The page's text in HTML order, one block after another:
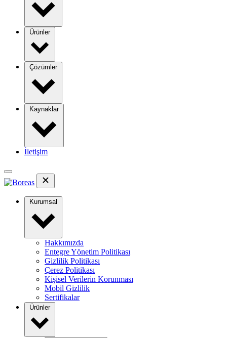
Ürünler
Çözümler
Kaynaklar
İletişim
Kurumsal
Hakkımızda
Entegre Yönetim Politikası
Gizlilik Politikası
Çerez Politikası
Kişisel Verilerin Korunması
Mobil Gizlilik
Sertifikalar
Ürünler